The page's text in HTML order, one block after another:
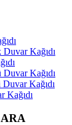
Kağıdı
Kağıdı
Kağıdı
Kağıdı